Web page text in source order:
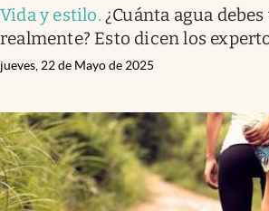
Vida y estilo. ¿Cuánta agua
realmente? Esto dicen los
jueves, 22 de Mayo de 2025